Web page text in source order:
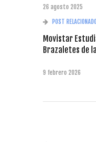
26 agosto 2025
POST RELACIONADO
Movistar
Brazaletes de
9 febrero 2026